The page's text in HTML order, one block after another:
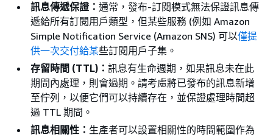
訊息傳遞保證： 通常，發布-訂閱模式無法保證訊息傳
遞給所有訂閱用戶類型，但某些服務 (例如 Amazon
Simple Notiﬁcation Service (Amazon SNS) 可以僅提
供一次交付給某些訂閱用戶子集。
存留時間 (TTL)： 訊息有生命週期，如果訊息未在此
期間內處理，則會過期。請考慮將已發布的訊息新增
至佇列，以便它們可以持續存在，並保證處理時間超
過 TTL 期間。
訊息相關性： 生產者可以設置相關性的時間範圍作為